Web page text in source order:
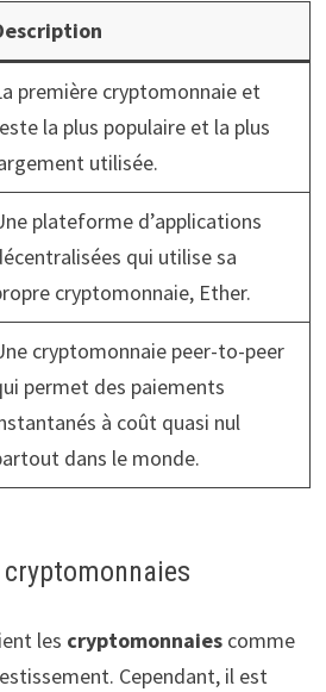
première cryptomonnaie et
la plus populaire et la plus
utilisée.
plateforme d’applications
qui utilise sa
cryptomonnaie, Ether.
cryptomonnaie peer-to-peer
permet des paiements
à coût quasi nul
dans le monde.
les cryptomonnaiescomme
Cependant, il est